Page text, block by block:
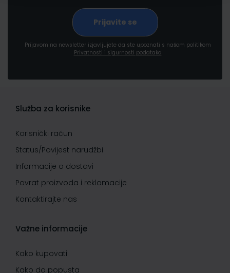
Prijavom na newsletter izjavljujete da ste upoznati s našom politikom
Privatnosti i sigurnosti podataka
Služba za korisnike
Korisnički račun
Status/Povijest narudžbi
Informacije o dostavi
Povrat proizvoda i reklamacije
Kontaktirajte nas
Važne informacije
Kako kupovati
Kako do popusta